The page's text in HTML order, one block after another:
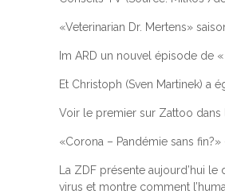
«Veterinarian Dr. Mertens»
Im ARD un nouvel épisode de
Et Christoph (Sven Martinek) a
Voir le premier sur Zattoo dans
«Corona – Pandémie sans fin?»
La ZDF présente aujourd’hui
virus et montre comment